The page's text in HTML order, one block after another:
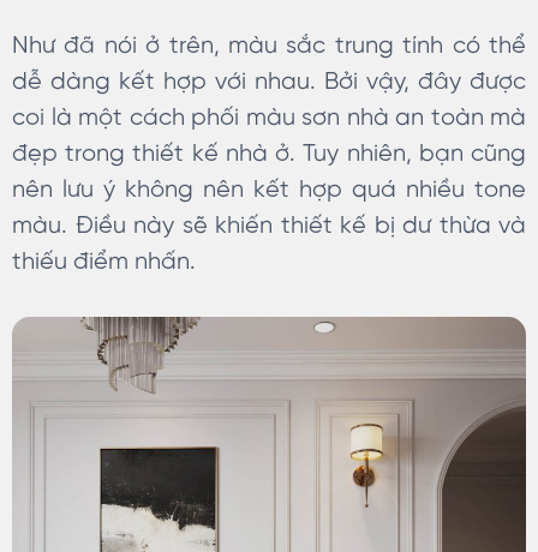
Như đã nói ở trên, màu sắc trung tính có thể
dễ dàng kết hợp với nhau. Bởi vậy, đây được
coi là một cách phối màu sơn nhà an toàn mà
đẹp trong thiết kế nhà ở. Tuy nhiên, bạn cũng
nên lưu ý không nên kết hợp quá nhiều tone
màu. Điều này sẽ khiến thiết kế bị dư thừa và
thiếu điểm nhấn.